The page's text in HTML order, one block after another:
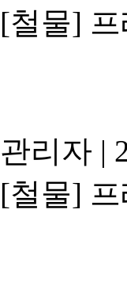
[철물]
관리자 |
[철물]